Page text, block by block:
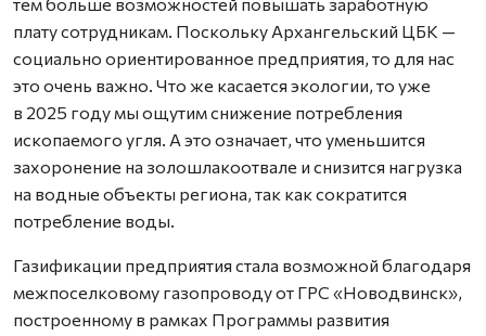
плату сотрудникам. Поскольку Архангельский ЦБК —
социально ориентированное предприятия, то для нас
это очень важно. Что же касается экологии, то уже
в 2025 году мы ощутим снижение потребления
ископаемого угля. А это означает, что уменьшится
захоронение на золошлакоотвале и снизится нагрузка
на водные объекты региона, так как сократится
потребление воды.
Газификации предприятия стала возможной благодаря
межпоселковому газопроводу от ГРС «Новодвинск»,
построенному в рамках Программы развития